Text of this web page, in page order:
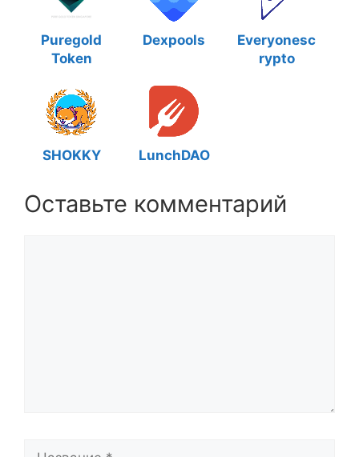
Puregold
Token
Dexpools
Everyonesc
rypto
SHOKKY LunchDAO
Оставьте комментарий